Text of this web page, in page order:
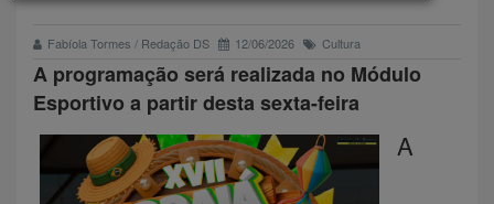
Fabíola Tormes / Redação DS 12/06/2026 Cultura
A programação será realizada no Módulo
Esportivo a partir desta sexta-feira
A